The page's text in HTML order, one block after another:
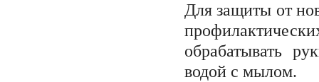
Для защиты от
обрабатывать
водой с мылом.